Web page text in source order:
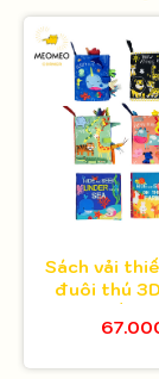
Sách vải
đuôi thú